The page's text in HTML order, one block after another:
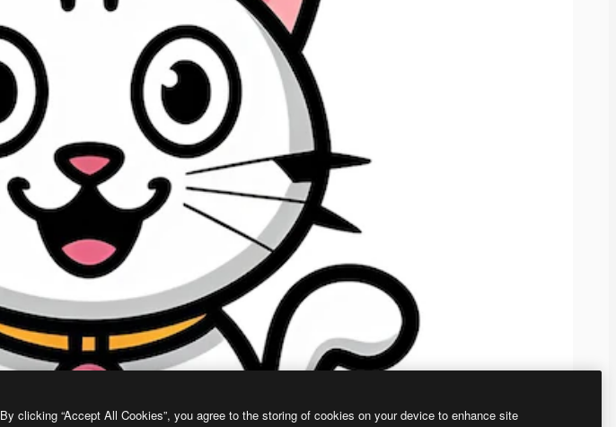
By clicking “Accept All Cookies”, you agree to the storing of cookies on your device to enhance site